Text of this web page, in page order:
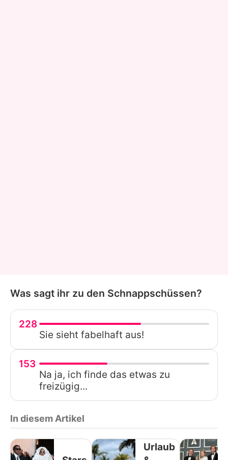
Was sagt ihr zu den Schnappschüssen?
228
Sie sieht fabelhaft aus!
153
Na ja, ich finde das etwas zu
freizügig...
In diesem Artikel
Urlaub